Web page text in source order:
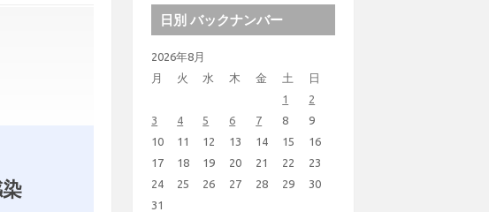
日別 バックナンバー
2026年8月
月
火 水 木 金 土 日
1
2
3
4 5 6 7 8
9
10
11 12 13 14 15
16
17
18 19 20 21 22
23
24
25 26 27 28 29
30
31